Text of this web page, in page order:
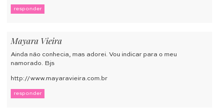
responder
Mayara Vieira
Ainda não conhecia, mas adorei. Vou indicar para o meu
namorado. Bjs
http://www.mayaravieira.com.br
responder